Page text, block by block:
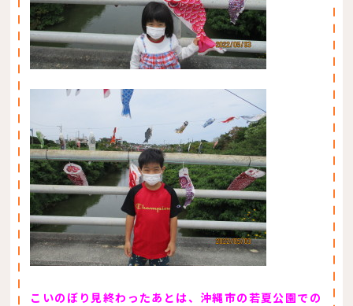
こいのぼり見終わったあとは、沖縄市の若夏公園での